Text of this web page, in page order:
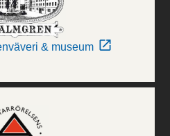
& museum